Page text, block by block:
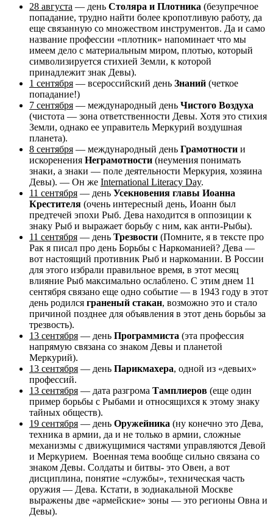
28 августа — день Столяра и Плотника (безупречное
попадание, трудно найти более кропотливую работу, да
еще связанную со множеством инструментов. Да и само
название профессии «плотник» напоминает что мы
имеем дело с материальным миром, плотью, который
символизируется стихией Земли, к которой
принадлежит знак Девы).
1 сентября — всероссийский день Знаний (четкое
попадание!)
7 сентября — международный день Чистого Воздуха
(чистота — зона ответственности Девы. Хотя это стихия
Земли, однако ее управитель Меркурий воздушная
планета).
8 сентября — международный день Грамотности и
искоренения Неграмотности (неумения понимать
знаки, а знаки — поле деятельности Меркурия, хозяина
Девы). — Он же International Literacy Day.
11 сентября — день Усекновения главы Иоанна
Крестителя (очень интересный день, Иоанн был
предтечей эпохи Рыб. Дева находится в оппозиции к
знаку Рыб и выражает борьбу с ним, как анти-Рыбы).
11 сентября — день Трезвости (Помните, я в тексте про
Рак я писал про день Борьбы с Наркоманией? Дева —
вот настоящий противник Рыб и наркомании. В России
для этого избрали правильное время, в этот месяц
влияние Рыб максимально ослаблено. С этим днем 11
сентября связано еще одно событие — в 1943 году в этот
день родился граненый стакан, возможно это и стало
причиной позднее для объявления в этот день борьбы за
трезвость).
13 сентября — день Программиста (эта профессия
напрямую связана со знаком Девы и планетой
Меркурий).
13 сентября — день Парикмахера, одной из «девьих»
профессий.
13 сентября — дата разгрома Тамплиеров (еще один
пример борьбы с Рыбами и относящихся к этому знаку
тайных обществ).
19 сентября — день Оружейника (ну конечно это Дева,
техника в армии, да и не только в армии, сложные
механизмы с движущимися частями управляются Девой
и Меркурием. Военная тема вообще сильно связана со
знаком Девы. Солдаты и битвы- это Овен, а вот
дисциплина, понятие «службы», техническая часть
оружия — Дева. Кстати, в зодиакальной Москве
выражены две «армейские» зоны — это регионы Овна и
Девы).